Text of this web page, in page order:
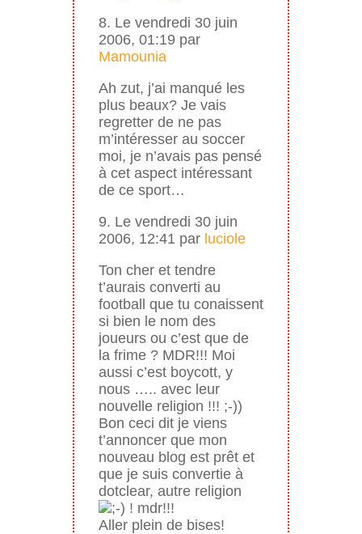
8. Le vendredi 30 juin
2006, 01:19 par
Mamounia
Ah zut, j’ai manqué les
plus beaux? Je vais
regretter de ne pas
m’intéresser au soccer
moi, je n’avais pas pensé
à cet aspect intéressant
de ce sport…
9. Le vendredi 30 juin
2006, 12:41 par luciole
Ton cher et tendre
t’aurais converti au
football que tu conaissent
si bien le nom des
joueurs ou c’est que de
la frime ? MDR!!! Moi
aussi c’est boycott, y
nous ….. avec leur
nouvelle religion !!! ;-))
Bon ceci dit je viens
t’annoncer que mon
nouveau blog est prêt et
que je suis convertie à
dotclear, autre religion
! mdr!!!
Aller plein de bises!